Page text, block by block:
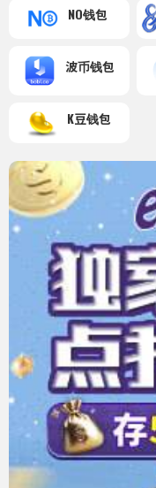
NO钱包
波币钱包
K豆钱包